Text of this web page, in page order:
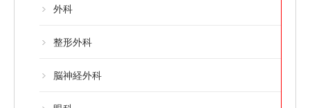
外科
整形外科
脳神経外科